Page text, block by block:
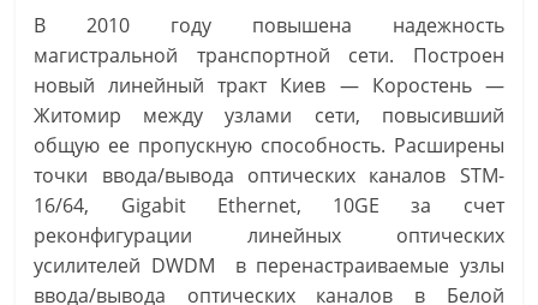
В 2010 году повышена надежность
магистральной транспортной сети. Построен
новый линейный тракт Киев — Коростень —
Житомир между узлами сети, повысивший
общую ее пропускную способность. Расширены
точки ввода/вывода оптических каналов STM-
16/64, Gigabit Ethernet, 10GE за счет
реконфигурации линейных оптических
усилителей DWDM в перенастраиваемые узлы
ввода/вывода оптических каналов в Белой